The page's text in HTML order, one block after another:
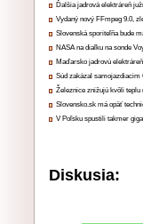
Ďalšia jadrová elektráreň
Vydaný nový FFmpeg 9.0,
Slovenská sporiteľňa bude
NASA na diaľku na sonde
Maďarsko jadrovú
Súd zakázal samojazdiacim
Železnice znižujú kvôli teplu
Slovensko.sk má opäť
V Poľsku spustili takmer
Diskusia: